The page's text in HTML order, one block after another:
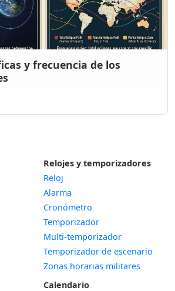
y frecuencia de los
Relojes y temporizadores
Reloj
Alarma
Cronómetro
Temporizador
Multi-temporizador
Temporizador de escenario
Zonas horarias militares
Calendario